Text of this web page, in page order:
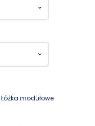
Łóżka modułowe